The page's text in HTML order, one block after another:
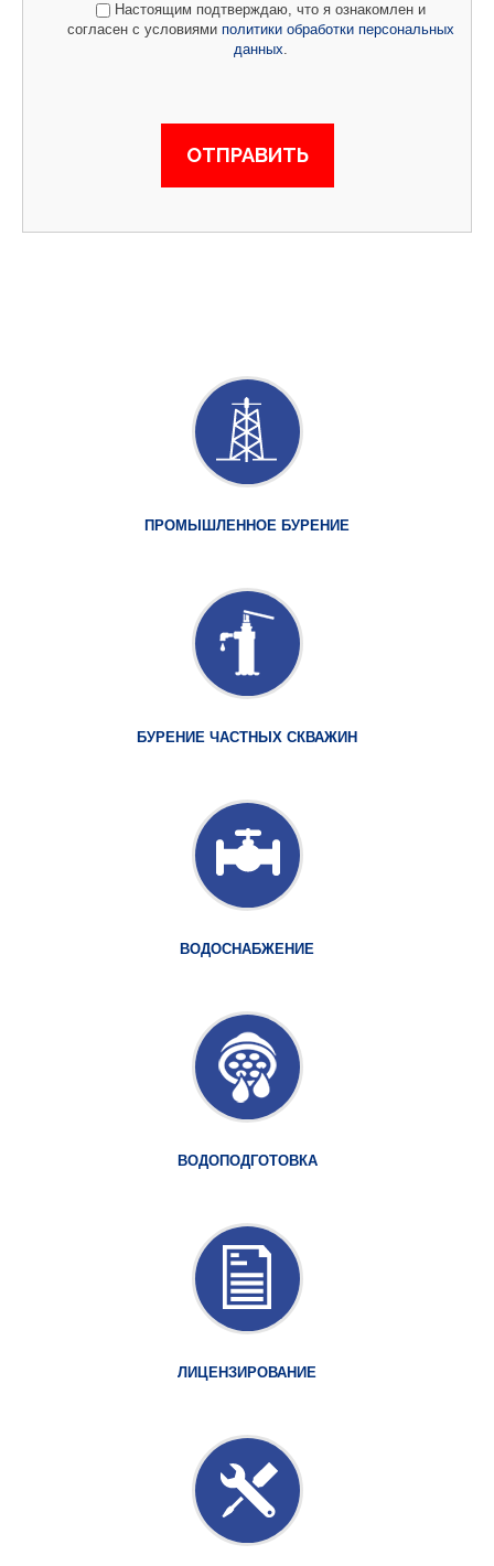
Настоящим подтверждаю, что я ознакомлен и
согласен с условиями политики обработки персональных
данных.
ПРОМЫШЛЕННОЕ БУРЕНИЕ
БУРЕНИЕ ЧАСТНЫХ СКВАЖИН
ВОДОСНАБЖЕНИЕ
ВОДОПОДГОТОВКА
ЛИЦЕНЗИРОВАНИЕ